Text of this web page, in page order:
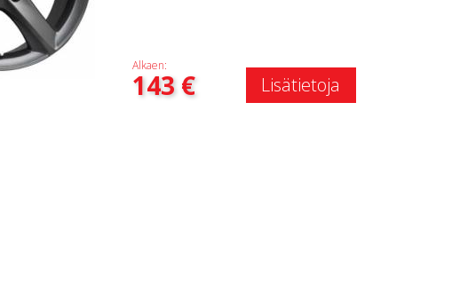
Alkaen:
143€ Lisätietoja